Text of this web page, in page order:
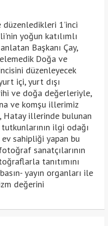
düzenledikleri 1’inci
yoğun katılımlı
Başkanı Çay,
Doğa ve
düzenleyecek
içi, yurt dışı
ve doğa değerleriyle,
ve komşu illerimiz
Hatay illerinde bulunan
ilgi odağı
sahipliği yapan bu
sanatçılarının
tanıtımını
yayın organları ile
değerini